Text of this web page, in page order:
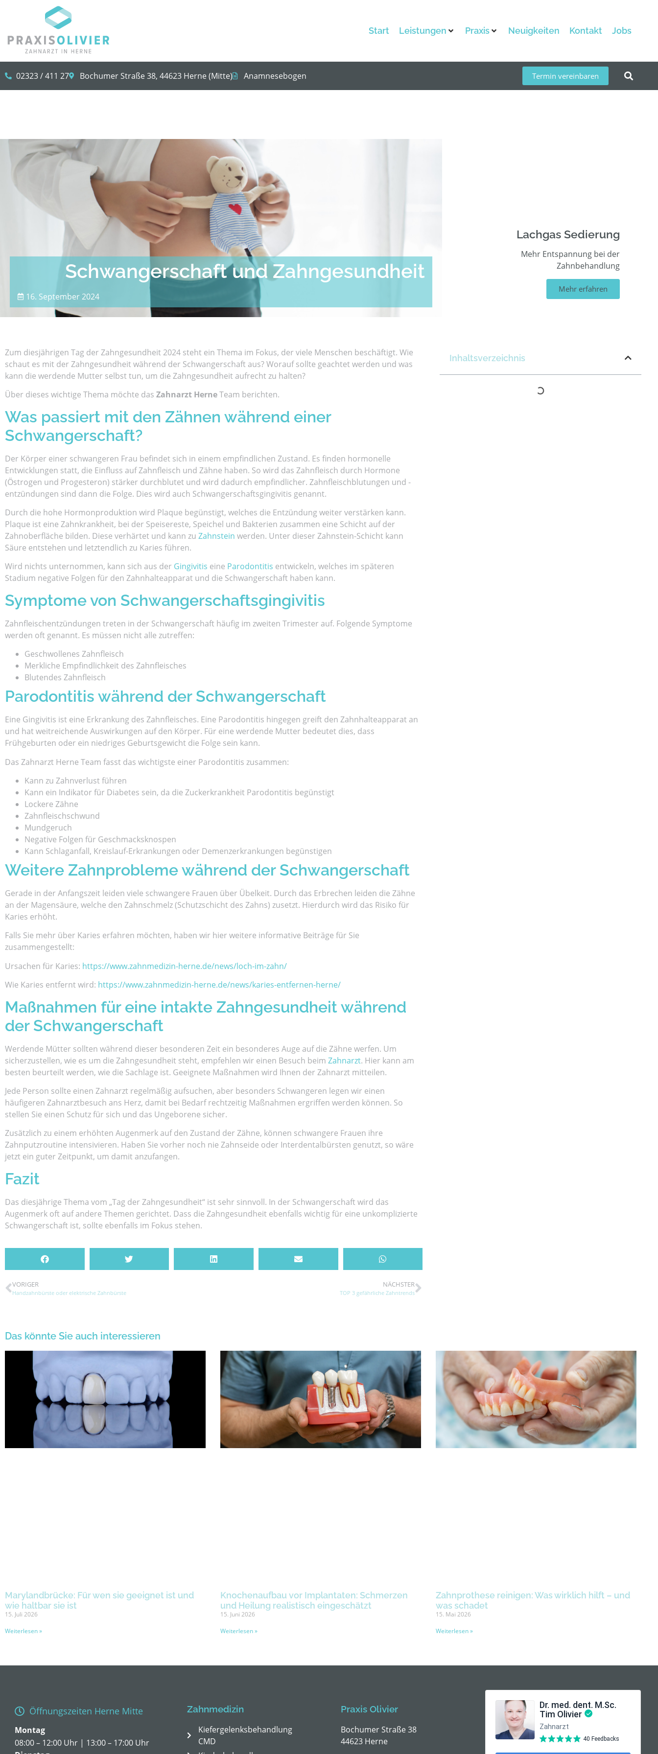
Start Leistungen Praxis Neuigkeiten Kontakt Jobs
02323 / 411 27 Bochumer Straße 38, 44623 Herne (Mitte) Anamnesebogen Termin vereinbaren
Schwangerschaft und Zahngesundheit
16. September 2024
Lachgas Sedierung
Mehr Entspannung bei der
Zahnbehandlung
Mehr erfahren
Zum diesjährigen Tag der Zahngesundheit 2024 steht ein Thema im Fokus, der viele Menschen beschäftigt. Wie
schaut es mit der Zahngesundheit während der Schwangerschaft aus? Worauf sollte geachtet werden und was
kann die werdende Mutter selbst tun, um die Zahngesundheit aufrecht zu halten?
Über dieses wichtige Thema möchte das Zahnarzt HerneTeam berichten.
Was passiert mit den Zähnen während einer
Schwangerschaft?
Der Körper einer schwangeren Frau befindet sich in einem empfindlichen Zustand. Es finden hormonelle
Entwicklungen statt, die Einfluss auf Zahnfleisch und Zähne haben. So wird das Zahnfleisch durch Hormone
(Östrogen und Progesteron) stärker durchblutet und wird dadurch empfindlicher. Zahnfleischblutungen und -
entzündungen sind dann die Folge. Dies wird auch Schwangerschaftsgingivitis genannt.
Durch die hohe Hormonproduktion wird Plaque begünstigt, welches die Entzündung weiter verstärken kann.
Plaque ist eine Zahnkrankheit, bei der Speisereste, Speichel und Bakterien zusammen eine Schicht auf der
Zahnoberfläche bilden. Diese verhärtet und kann zu Zahnstein werden. Unter dieser Zahnstein-Schicht kann
Säure entstehen und letztendlich zu Karies führen.
Wird nichts unternommen, kann sich aus der Gingivitis eine Parodontitis entwickeln, welches im späteren
Stadium negative Folgen für den Zahnhalteapparat und die Schwangerschaft haben kann.
Symptome von Schwangerschaftsgingivitis
Zahnfleischentzündungen treten in der Schwangerschaft häufig im zweiten Trimester auf. Folgende Symptome
werden oft genannt. Es müssen nicht alle zutreffen:
Geschwollenes Zahnfleisch
Merkliche Empfindlichkeit des Zahnfleisches
Blutendes Zahnfleisch
Parodontitis während der Schwangerschaft
Eine Gingivitis ist eine Erkrankung des Zahnfleisches. Eine Parodontitis hingegen greift den Zahnhalteapparat an
und hat weitreichende Auswirkungen auf den Körper. Für eine werdende Mutter bedeutet dies, dass
Frühgeburten oder ein niedriges Geburtsgewicht die Folge sein kann.
Das Zahnarzt Herne Team fasst das wichtigste einer Parodontitis zusammen:
Kann zu Zahnverlust führen
Kann ein Indikator für Diabetes sein, da die Zuckerkrankheit Parodontitis begünstigt
Lockere Zähne
Zahnfleischschwund
Mundgeruch
Negative Folgen für Geschmacksknospen
Kann Schlaganfall, Kreislauf-Erkrankungen oder Demenzerkrankungen begünstigen
Weitere Zahnprobleme während der Schwangerschaft
Gerade in der Anfangszeit leiden viele schwangere Frauen über Übelkeit. Durch das Erbrechen leiden die Zähne
an der Magensäure, welche den Zahnschmelz (Schutzschicht des Zahns) zusetzt. Hierdurch wird das Risiko für
Karies erhöht.
Falls Sie mehr über Karies erfahren möchten, haben wir hier weitere informative Beiträge für Sie
zusammengestellt:
Ursachen für Karies: https://www.zahnmedizin-herne.de/news/loch-im-zahn/
Wie Karies entfernt wird: https://www.zahnmedizin-herne.de/news/karies-entfernen-herne/
Maßnahmen für eine intakte Zahngesundheit während
der Schwangerschaft
Werdende Mütter sollten während dieser besonderen Zeit ein besonderes Auge auf die Zähne werfen. Um
sicherzustellen, wie es um die Zahngesundheit steht, empfehlen wir einen Besuch beim Zahnarzt. Hier kann am
besten beurteilt werden, wie die Sachlage ist. Geeignete Maßnahmen wird Ihnen der Zahnarzt mitteilen.
Jede Person sollte einen Zahnarzt regelmäßig aufsuchen, aber besonders Schwangeren legen wir einen
häufigeren Zahnarztbesuch ans Herz, damit bei Bedarf rechtzeitig Maßnahmen ergriffen werden können. So
stellen Sie einen Schutz für sich und das Ungeborene sicher.
Zusätzlich zu einem erhöhten Augenmerk auf den Zustand der Zähne, können schwangere Frauen ihre
Zahnputzroutine intensivieren. Haben Sie vorher noch nie Zahnseide oder Interdentalbürsten genutzt, so wäre
jetzt ein guter Zeitpunkt, um damit anzufangen.
Fazit
Das diesjährige Thema vom „Tag der Zahngesundheit“ ist sehr sinnvoll. In der Schwangerschaft wird das
Augenmerk oft auf andere Themen gerichtet. Dass die Zahngesundheit ebenfalls wichtig für eine unkomplizierte
Schwangerschaft ist, sollte ebenfalls im Fokus stehen.
VORIGER
Handzahnbürste oder elektrische Zahnbürste
NÄCHSTER
TOP 3 gefährliche Zahntrends
Inhaltsverzeichnis
Das könnte Sie auch interessieren
Marylandbrücke: Für wen sie geeignet ist und
wie haltbar sie ist
15. Juli 2026
Weiterlesen »
Knochenaufbau vor Implantaten: Schmerzen
und Heilung realistisch eingeschätzt
15. Juni 2026
Weiterlesen »
Zahnprothese reinigen: Was wirklich hilft – und
was schadet
15. Mai 2026
Weiterlesen »
Öffnungszeiten Herne Mitte
Montag
08:00 – 12:00 Uhr | 13:00 – 17:00 Uhr
Zahnmedizin
Kiefergelenksbehandlung
CMD
Praxis Olivier
Bochumer Straße 38
44623 Herne